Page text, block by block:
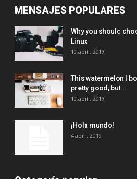
MENSAJES POPULARES
Why you should
Linux
10 abril, 2019
This watermelon I
pretty good, but...
10 abril, 2019
¡Hola mundo!
4 abril, 2019